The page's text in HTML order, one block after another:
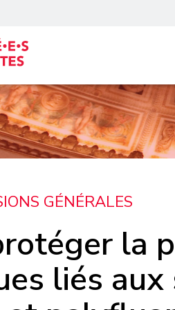
GÉNÉRALES
la
liés